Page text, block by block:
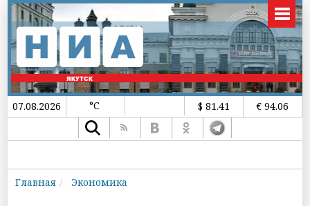
07.08.2026 °C $ 81.41 € 94.06
Главная Экономика